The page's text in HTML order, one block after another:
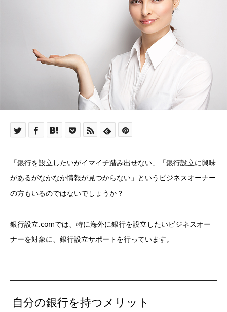
「銀行を設立したいがイマイチ踏み出せない」「銀行設立に興味
があるがなかなか情報が見つからない」というビジネスオーナー
の方もいるのではないでしょうか？
銀行設立.comでは、特に海外に銀行を設立したいビジネスオー
ナーを対象に、銀行設立サポートを行っています。
自分の銀行を持つメリット